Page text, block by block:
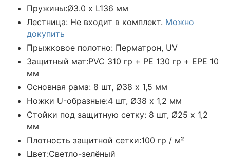
Пружины:Ø3.0 х L136 мм
Лестница: Не входит в комплект. Можно
докупить
Прыжковое полотно: Перматрон, UV
Защитный мат:PVC 310 гр + PE 130 гр + EPE 10
мм
Основная рама: 8 шт, Ø38 х 1,5 мм
Ножки U-образные:4 шт, Ø38 х 1,2 мм
Стойки под защитную сетку: 8 шт, Ø25 х 1,2
мм
Плотность защитной сетки:100 гр / м²
Цвет:Светло-зелёный